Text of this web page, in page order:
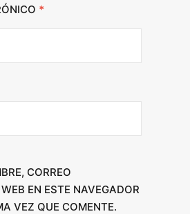
*
CORREO
EN ESTE NAVEGADOR
VEZ QUE COMENTE.